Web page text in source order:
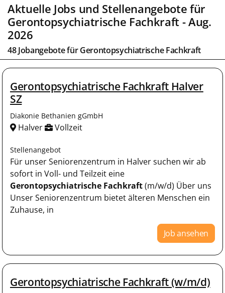
Aktuelle Jobs und Stellenangebote für
Gerontopsychiatrische Fachkraft - Aug.
2026
48 Jobangebote fürGerontopsychiatrische Fachkraft
Gerontopsychiatrische Fachkraft Halver
SZ
Diakonie Bethanien gGmbH
Halver Vollzeit
Stellenangebot
Für unser Seniorenzentrum in Halver suchen wir ab
sofort in Voll- und Teilzeit eine
Gerontopsychiatrische Fachkraft(m/w/d) Über uns
Unser Seniorenzentrum bietet älteren Menschen ein
Zuhause, in
Job ansehen
Gerontopsychiatrische Fachkraft (w/m/d)